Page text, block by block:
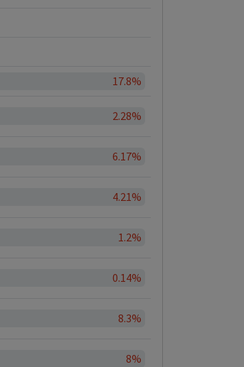
17.8%
2.28%
6.17%
4.21%
1.2%
0.14%
8.3%
8%